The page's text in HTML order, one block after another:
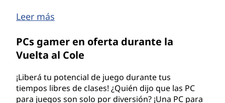
Leer más
PCs gamer en oferta durante la
Vuelta al Cole
¡Liberá tu potencial de juego durante tus
tiempos libres de clases! ¿Quién dijo que las PC
para juegos son solo por diversión? ¡Una PC para